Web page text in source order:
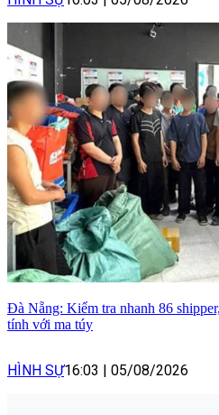
Đà Nẵng: Kiểm tra nhanh 86
tính với ma túy
HÌNH SỰ16:03 05/08/2026